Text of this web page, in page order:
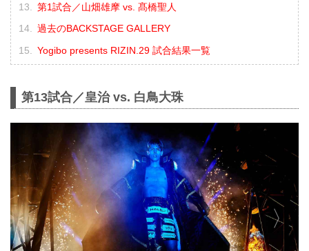
第1試合／山畑雄摩 vs. 髙橋聖人
過去のBACKSTAGE GALLERY
Yogibo presents RIZIN.29 試合結果一覧
第13試合／皇治 vs. 白鳥大珠